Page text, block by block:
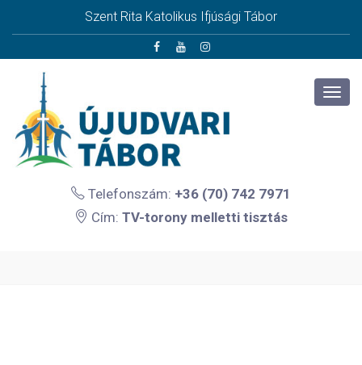
Szent Rita Katolikus Ifjúsági Tábor
Telefonszám: +36 (70) 742 7971
Cím: TV-torony melletti tisztás